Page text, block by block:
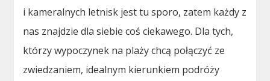
i kameralnych letnisk jest tu sporo, zatem każdy z
nas znajdzie dla siebie coś ciekawego. Dla tych,
którzy wypoczynek na plaży chcą połączyć ze
zwiedzaniem, idealnym kierunkiem podróży